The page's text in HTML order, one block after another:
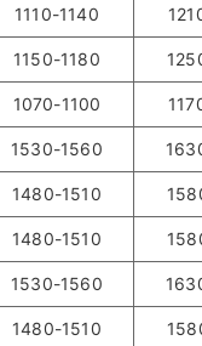
1110-1140
1150-1180
1070-1100
1530-1560
1480-1510
1480-1510
1530-1560
1480-1510